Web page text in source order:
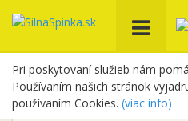
Pri poskytovaní služieb nám
Používaním našich stránok
používaním Cookies. (viac info)
+421